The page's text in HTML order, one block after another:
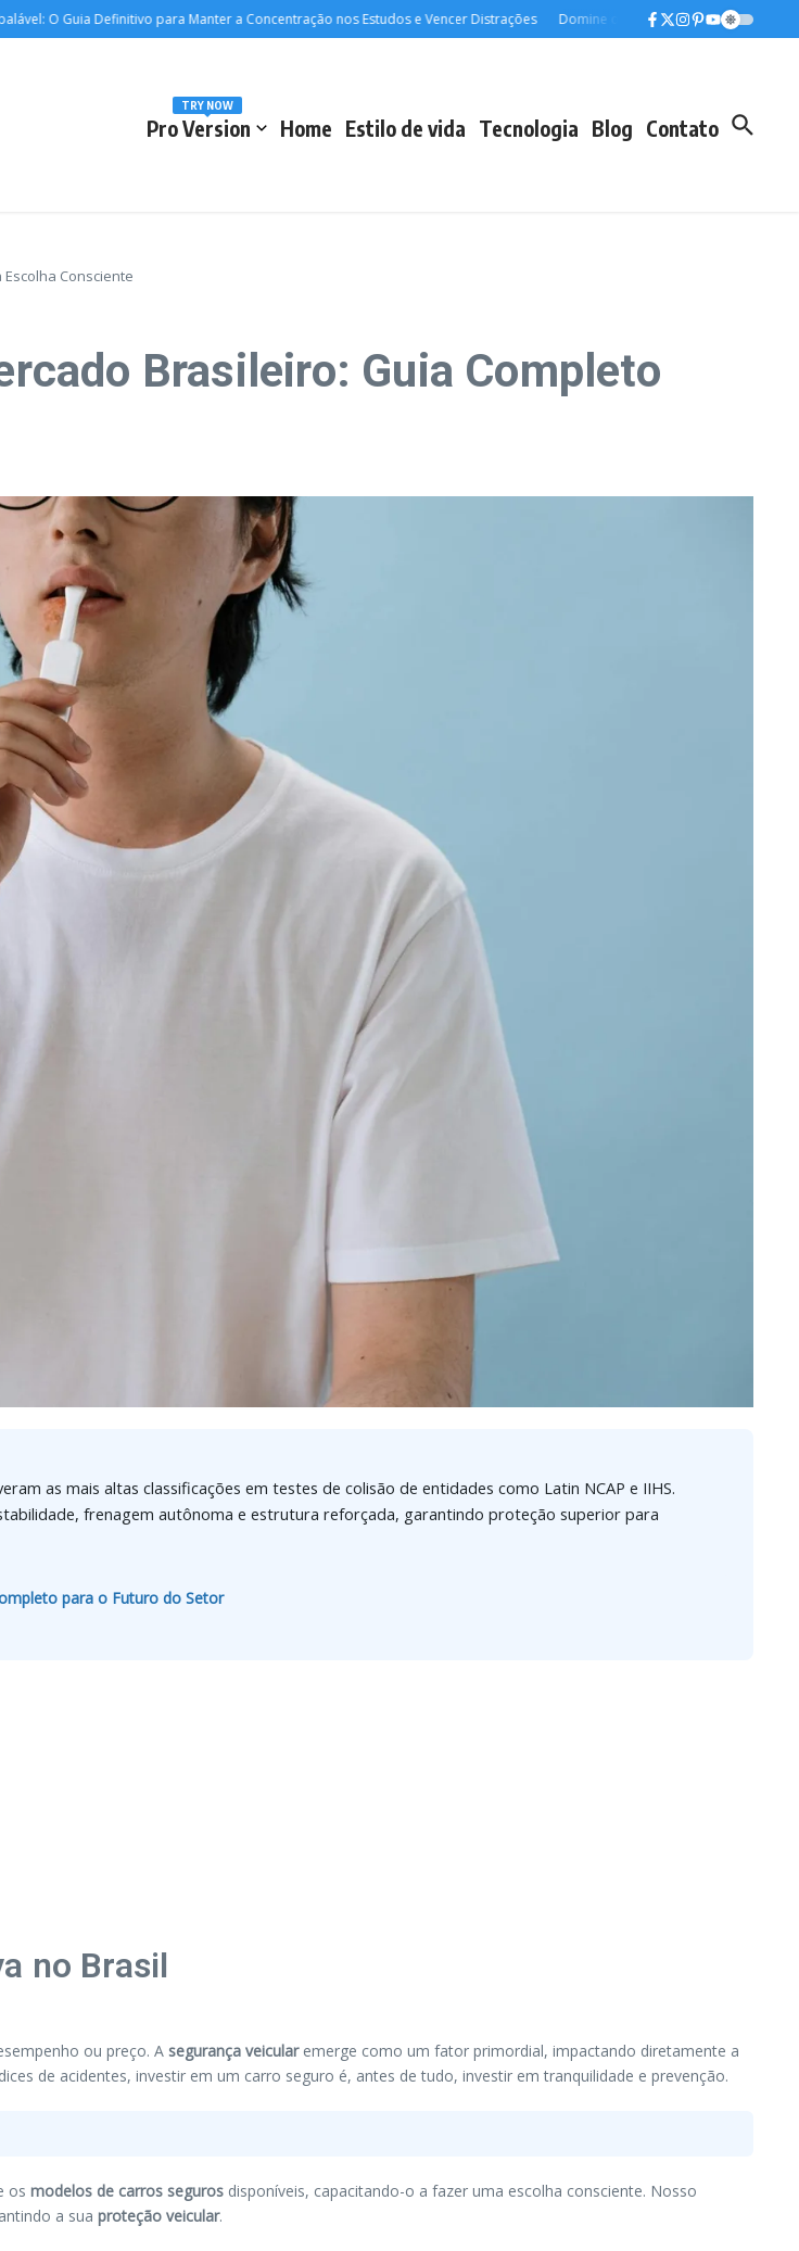
O Guia Definitivo para Manter a Concentração nos Estudos e Vencer Distrações Domine o Espanhol para Viagens:
Pro Version
TRY NOW
Home Estilo de vida Tecnologia Blog Contato
Consciente
Brasileiro: Guia Completo
as mais altas classificações em testes de colisão de entidades como Latin NCAP e IIHS.
frenagem autônoma e estrutura reforçada, garantindo proteção superior para
para o Futuro do Setor
no Brasil
ou preço. A segurança veicularemerge como um fator primordial, impactando diretamente a
de acidentes, investir em um carro seguro é, antes de tudo, investir em tranquilidade e prevenção.
os modelos de carros seguros disponíveis, capacitando-o a fazer uma escolha consciente. Nosso
a sua proteção veicular.